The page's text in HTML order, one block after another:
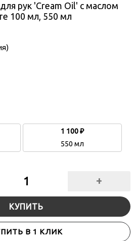
рук 'Cream Oil' с маслом
100 мл, 550 мл
1 100 ₽
550 мл
+
КУПИТЬ
В 1 КЛИК